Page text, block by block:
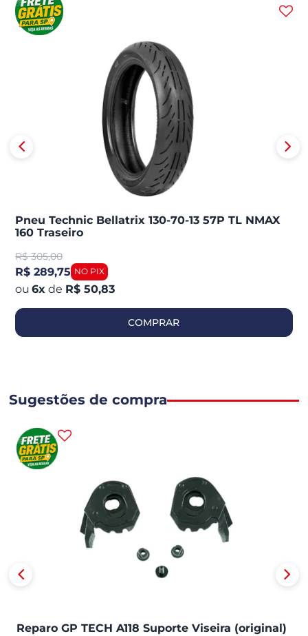
Pneu Technic Bellatrix 130-70-13 57P TL NMAX
160 Traseiro
R$ 305,00
R$ 289,75
6x de R$ 50,83
COMPRAR
Sugestões de compra
Reparo GP TECH A118 Suporte Viseira (original)